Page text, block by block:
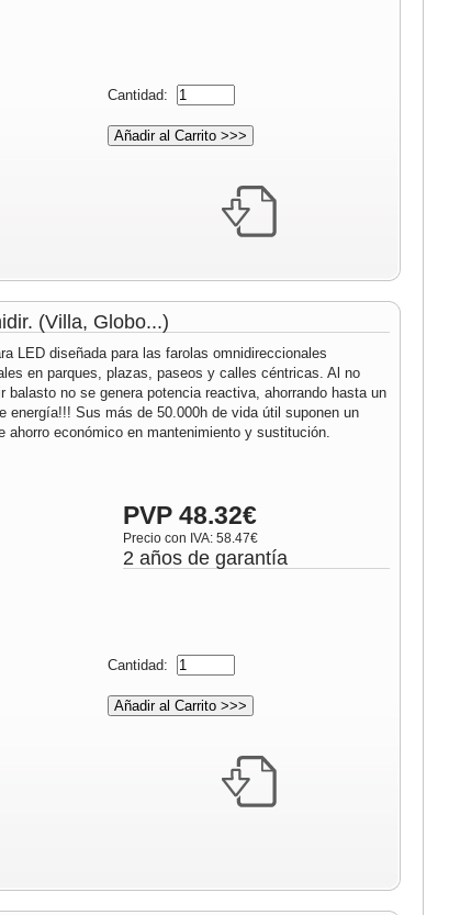
Cantidad:
(Villa, Globo...)
LED diseñada para las farolas omnidireccionales
en parques, plazas, paseos y calles céntricas. Al no
balasto no se genera potencia reactiva, ahorrando hasta un
energía!!! Sus más de 50.000h de vida útil suponen un
ahorro económico en mantenimiento y sustitución.
PVP 48.32€
Precio con IVA: 58.47€
2 años de garantía
Cantidad: